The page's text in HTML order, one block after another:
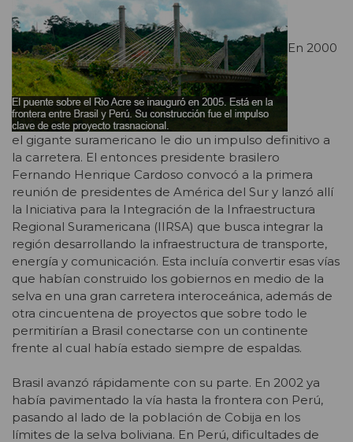
En 2000
el gigante suramericano le dio un impulso definitivo a
la carretera. El entonces presidente brasilero
Fernando Henrique Cardoso convocó a la primera
reunión de presidentes de América del Sur y lanzó allí
la Iniciativa para la Integración de la Infraestructura
Regional Suramericana (IIRSA) que busca integrar la
región desarrollando la infraestructura de transporte,
energía y comunicación. Esta incluía convertir esas vías
que habían construido los gobiernos en medio de la
selva en una gran carretera interoceánica, además de
otra cincuentena de proyectos que sobre todo le
permitirían a Brasil conectarse con un continente
frente al cual había estado siempre de espaldas.
Brasil avanzó rápidamente con su parte. En 2002 ya
había pavimentado la vía hasta la frontera con Perú,
pasando al lado de la población de Cobija en los
límites de la selva boliviana. En Perú, dificultades de